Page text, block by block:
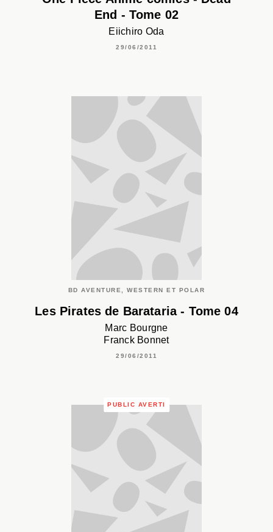
End - Tome 02
Eiichiro Oda
29/06/2011
BD AVENTURE, WESTERN ET POLAR
Les Pirates de Barataria - Tome 04
Marc Bourgne
Franck Bonnet
29/06/2011
PUBLIC AVERTI